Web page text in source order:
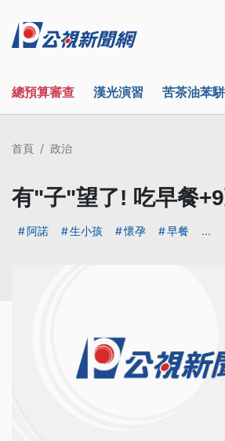
總預算審查 漢光演習 苦茶油苯
首頁 政治
有"子"望了! 吃早餐
阿諾 生小孩 懷孕 早餐 ...